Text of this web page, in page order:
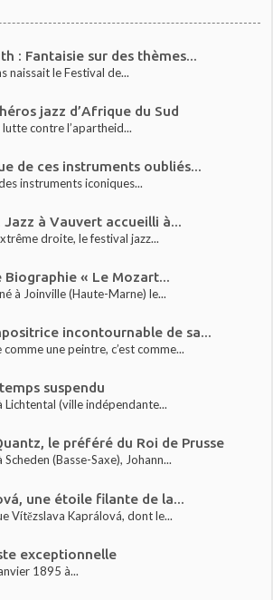
: Fantaisie sur des thèmes...
naissait le Festival de...
jazz d’Afrique du Sud
contre l’apartheid...
de ces instruments oubliés...
instruments iconiques...
Jazz à Vauvert accueilli à...
droite, le festival jazz...
Biographie « Le Mozart...
à Joinville (Haute-Marne) le...
incontournable de sa...
une peintre, c’est comme...
suspendu
(ville indépendante...
le préféré du Roi de Prusse
(Basse-Saxe), Johann...
une étoile filante de la...
Vítězslava Kaprálová, dont le...
exceptionnelle
1895 à...